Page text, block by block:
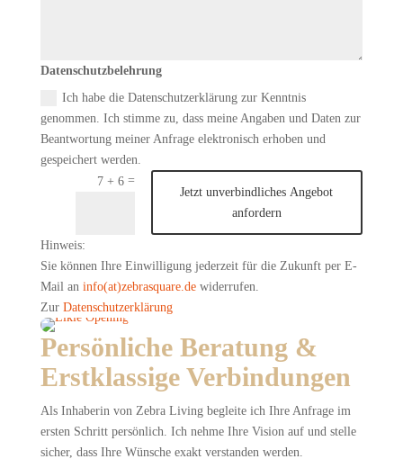
Datenschutzbelehrung
Ich habe die Datenschutzerklärung zur Kenntnis
genommen. Ich stimme zu, dass meine Angaben und Daten zur
Beantwortung meiner Anfrage elektronisch erhoben und
gespeichert werden.
7 + 6=
Jetzt unverbindliches Angebot
anfordern
Hinweis:
Sie können Ihre Einwilligung jederzeit für die Zukunft per E-
Mail an info(at)zebrasquare.dewiderrufen.
Zur Datenschutzerklärung
Persönliche Beratung &
Erstklassige Verbindungen
Als Inhaberin von Zebra Living begleite ich Ihre Anfrage im
ersten Schritt persönlich. Ich nehme Ihre Vision auf und stelle
sicher, dass Ihre Wünsche exakt verstanden werden.